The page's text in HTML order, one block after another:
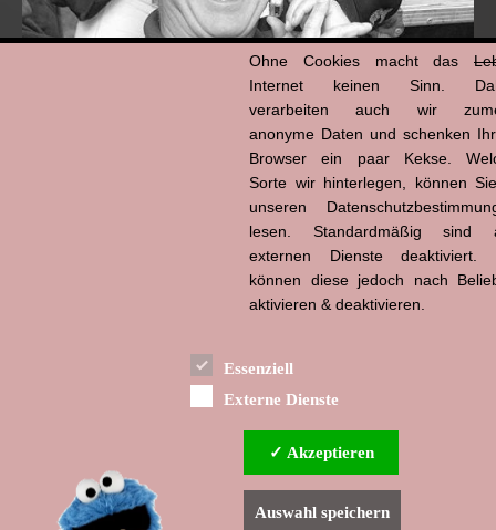
Ohne Cookies macht das
Internet keinen Sinn.
verarbeiten auch wir
anonyme Daten und schenken
Browser ein paar Kekse.
Sorte wir hinterlegen, können
unseren
lesen. Standardmäßig sind
externen Dienste deaktiviert.
können diese jedoch nach
aktivieren & deaktivieren.
Essenziell
Externe Dienste
✓ Akzeptieren
Auswahl speichern